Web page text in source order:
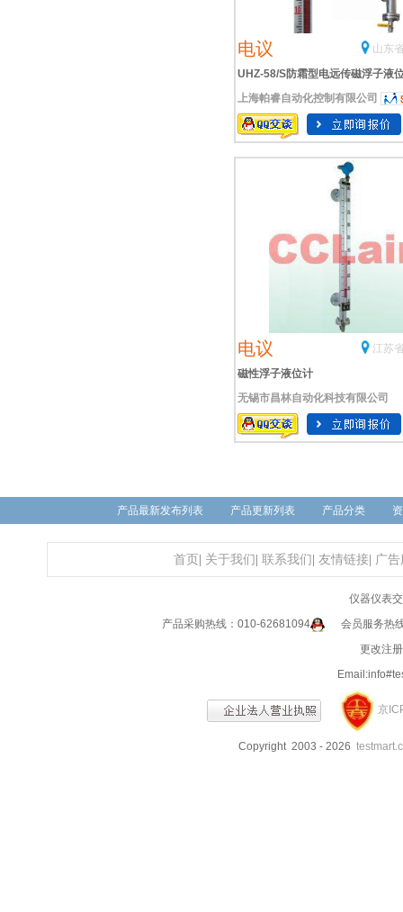
电议
山东
UHZ-58/S防霜型电远传磁浮子液
UHZ-58/S
上海帕睿自动化控制有限公司
电议
江苏
磁性浮子液位计
无锡市昌林自动化科技有限公司
产品最新发布列表 产品更新列表 产品分类
首页 关于我们 联系我们 友情链接| 广告
仪器仪表
产品采购热线：010-62681094
会员服务热
更改注
京
Copyright 2003 - 2026